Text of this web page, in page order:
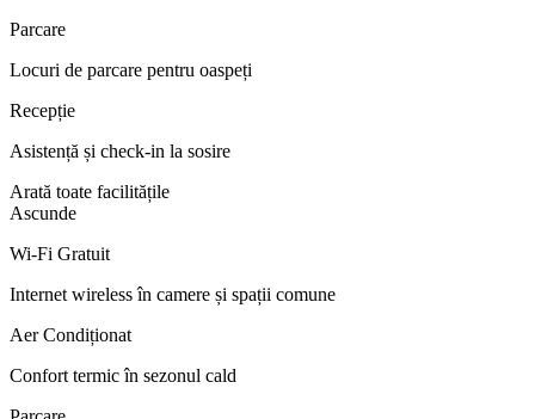
Parcare
Locuri de parcare pentru oaspeți
Recepție
Asistență și check-in la sosire
Arată toate facilitățile
Ascunde
Wi-Fi Gratuit
Internet wireless în camere și spații comune
Aer Condiționat
Confort termic în sezonul cald